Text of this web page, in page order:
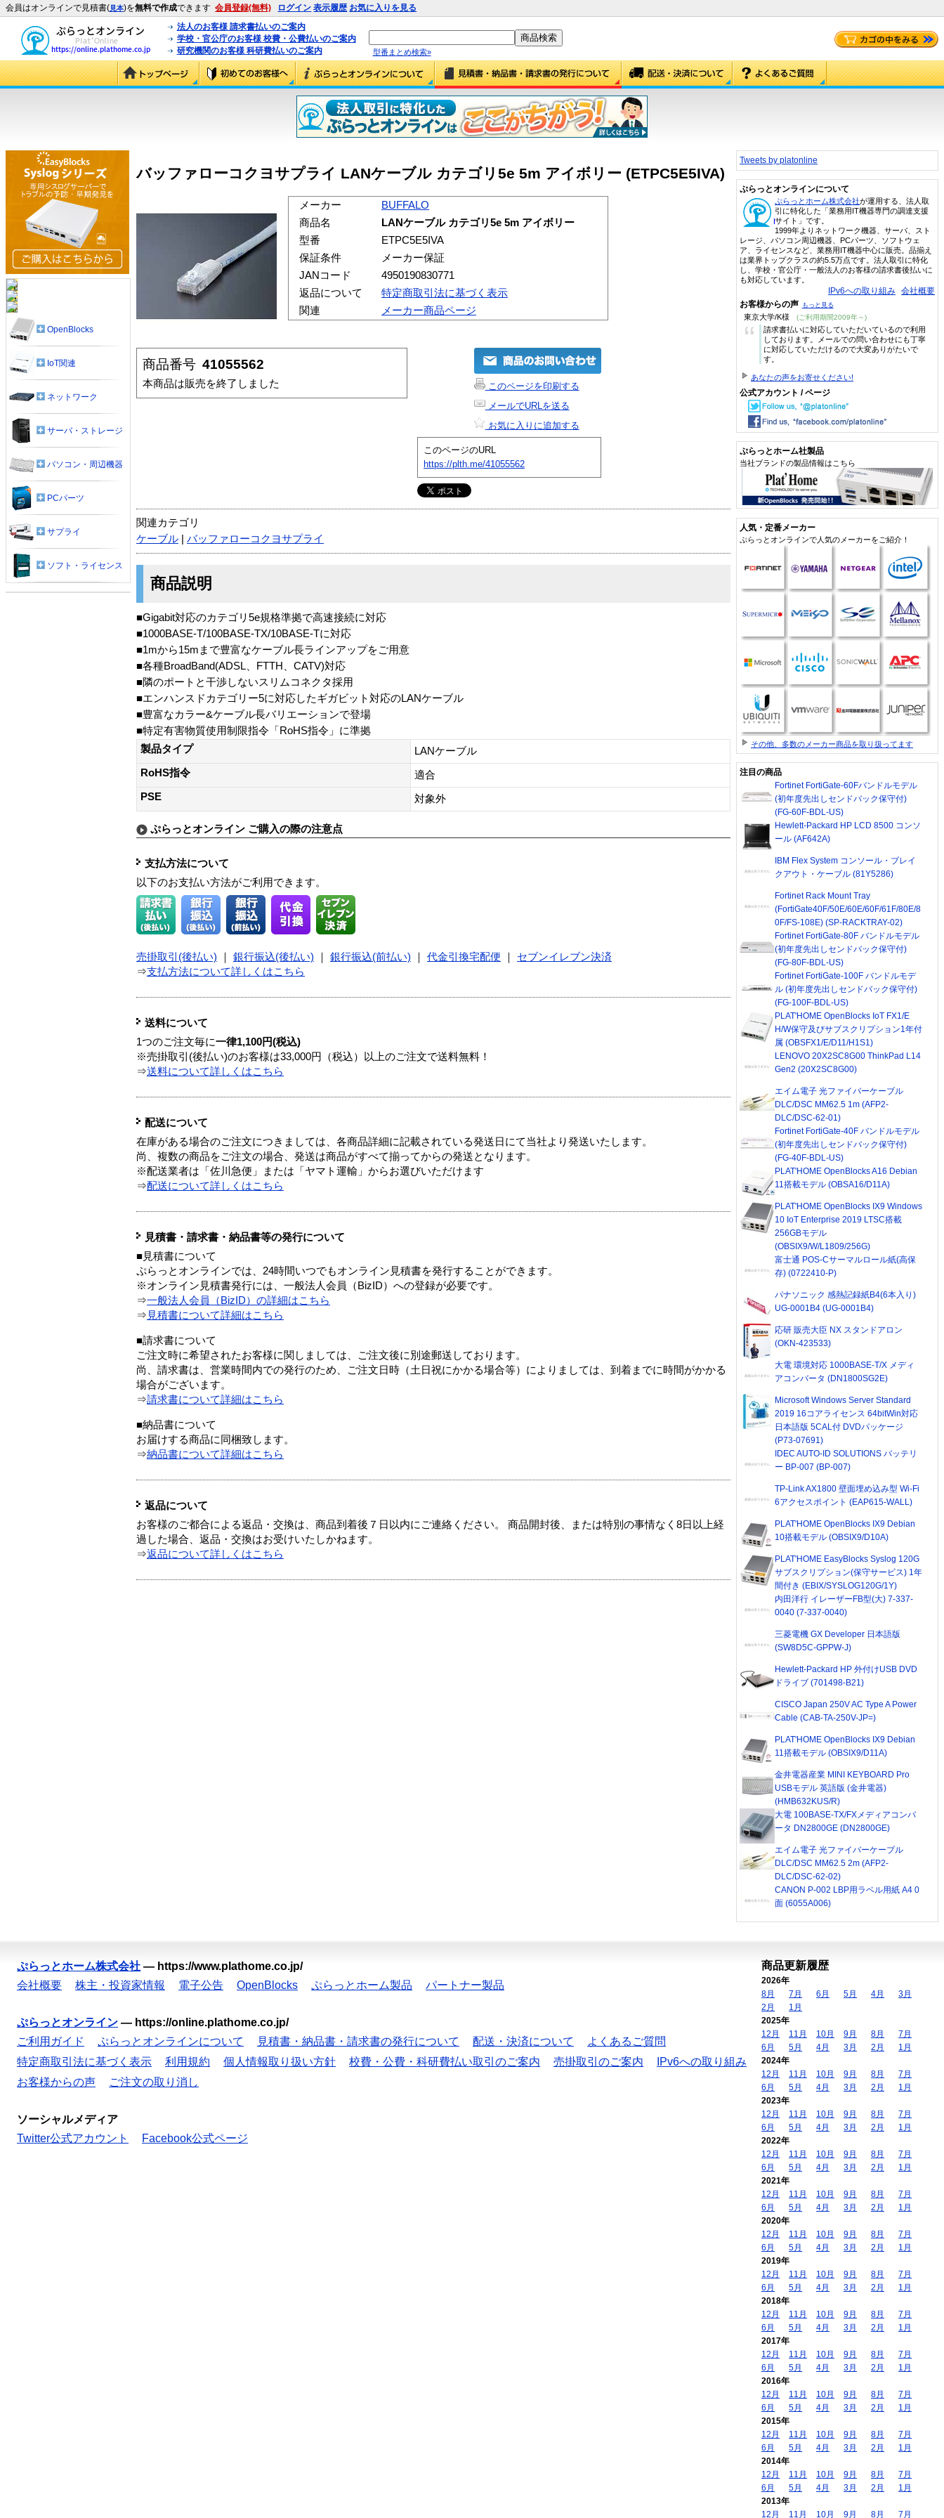
会員はオンラインで見積書(見本)を無料で作成できます 会員登録(無料) ログイン 表示履歴 お気に入りを見る
法人のお客様 請求書払いのご案内
学校・官公庁のお客様 校費・公費払いのご案内
研究機関のお客様 科研費払いのご案内
型番まとめ検索»
バッファローコクヨサプライ LANケーブル カテゴリ5e 5m アイボリー (ETPC5E5IVA)
メーカー
BUFFALO
商品名
LANケーブル カテゴリ5e 5m アイボリー
型番
ETPC5E5IVA
保証条件
メーカー保証
JANコード
4950190830771
返品について
特定商取引法に基づく表示
関連
メーカー商品ページ
商品番号 41055562
本商品は販売を終了しました
このページを印刷する
メールでURLを送る
お気に入りに追加する
このページのURL
https://plth.me/41055562
関連カテゴリ
ケーブル
バッファローコクヨサプライ
商品説明
■Gigabit対応のカテゴリ5e規格準拠で高速接続に対応
■1000BASE-T/100BASE-TX/10BASE-Tに対応
■1mから15mまで豊富なケーブル長ラインアップをご用意
■各種BroadBand(ADSL、FTTH、CATV)対応
■隣のポートと干渉しないスリムコネクタ採用
■エンハンスドカテゴリー5に対応したギガビット対応のLANケーブル
■豊富なカラー&ケーブル長バリエーションで登場
■特定有害物質使用制限指令「RoHS指令」に準拠
製品タイプ
LANケーブル
RoHS指令
適合
PSE
対象外
ぷらっとオンライン ご購入の際の注意点
支払方法について
以下のお支払い方法がご利用できます。
売掛取引(後払い) 銀行振込(後払い) 銀行振込(前払い) 代金引換宅配便
セブンイレブン決済
⇒支払方法について詳しくはこちら
送料について
1つのご注文毎に一律1,100円(税込)
※売掛取引(後払い)のお客様は33,000円（税込）以上のご注文で送料無料！
⇒送料について詳しくはこちら
配送について
在庫がある場合のご注文につきましては、各商品詳細に記載されている発送日にて当社より発送いたします。
尚、複数の商品をご注文の場合、発送は商品がすべて揃ってからの発送となります。
※配送業者は「佐川急便」または「ヤマト運輸」からお選びいただけます
⇒配送について詳しくはこちら
見積書・請求書・納品書等の発行について
■見積書について
ぷらっとオンラインでは、24時間いつでもオンライン見積書を発行することができます。
※オンライン見積書発行には、一般法人会員（BizID）への登録が必要です。
⇒一般法人会員（BizID）の詳細はこちら
⇒ 見積書について詳細はこちら
■請求書について
ご注文時に希望されたお客様に関しましては、ご注文後に別途郵送しております。
尚、請求書は、営業時間内での発行のため、ご注文日時（土日祝にかかる場合等）によりましては、到着までに時間がかかる
場合がございます。
⇒請求書について詳細はこちら
■納品書について
お届けする商品に同梱致します。
⇒納品書について詳細はこちら
返品について
お客様のご都合による返品・交換は、商品到着後７日以内にご連絡ください。 商品開封後、または特別の事情なく8日以上経
過した場合、返品・交換はお受けいたしかねます。
⇒返品について詳しくはこちら
OpenBlocks
IoT関連
ネットワーク
サーバ・ストレージ
パソコン・周辺機器
PCパーツ
サプライ
ソフト・ライセンス
Tweets by platonline
ぷらっとオンラインについて
ぷらっとホーム株式会社が運用する、法人取
引に特化した「業務用IT機器専門の調達支援
サイト」です。
1999年よりネットワーク機器、サーバ、スト
レージ、パソコン周辺機器、PCパーツ、ソフトウェ
ア、ライセンスなど、業務用IT機器中心に販売。品揃え
は業界トップクラスの約5.5万点です。法人取引に特化
し、学校・官公庁・一般法人のお客様の請求書後払いに
も対応しています。
IPv6への取り組み 会社概要
お客様からの声 もっと見る
東京大学/K様 (ご利用期間2009年～)
“
請求書払いに対応していただいているので利用
しております。メールでの問い合わせにも丁寧
に対応していただけるので大変ありがたいで
す。
あなたの声をお寄せください!
公式アカウント / ページ
ぷらっとホーム社製品
当社ブランドの製品情報はこちら
人気・定番メーカー
ぷらっとオンラインで人気のメーカーをご紹介！
その他、多数のメーカー商品を取り扱ってます
注目の商品
Fortinet FortiGate-60Fバンドルモデル
(初年度先出しセンドバック保守付)
(FG-60F-BDL-US)
Hewlett-Packard HP LCD 8500 コンソ
ール (AF642A)
IBM Flex System コンソール・ブレイ
クアウト・ケーブル (81Y5286)
Fortinet Rack Mount Tray
(FortiGate40F/50E/60E/60F/61F/80E/8
0F/FS-108E) (SP-RACKTRAY-02)
Fortinet FortiGate-80F バンドルモデル
(初年度先出しセンドバック保守付)
(FG-80F-BDL-US)
Fortinet FortiGate-100F バンドルモデ
ル (初年度先出しセンドバック保守付)
(FG-100F-BDL-US)
PLAT'HOME OpenBlocks IoT FX1/E
H/W保守及びサブスクリプション1年付
属 (OBSFX1/E/D11/H1S1)
LENOVO 20X2SC8G00 ThinkPad L14
Gen2 (20X2SC8G00)
エイム電子 光ファイバーケーブル
DLC/DSC MM62.5 1m (AFP2-
DLC/DSC-62-01)
Fortinet FortiGate-40F バンドルモデル
(初年度先出しセンドバック保守付)
(FG-40F-BDL-US)
PLAT'HOME OpenBlocks A16 Debian
11搭載モデル (OBSA16/D11A)
PLAT'HOME OpenBlocks IX9 Windows
10 IoT Enterprise 2019 LTSC搭載
256GBモデル
(OBSIX9/W/L1809/256G)
富士通 POS-Cサーマルロール紙(高保
存) (0722410-P)
パナソニック 感熱記録紙B4(6本入り)
UG-0001B4 (UG-0001B4)
応研 販売大臣 NX スタンドアロン
(OKN-423533)
大電 環境対応 1000BASE-T/X メディ
アコンバータ (DN1800SG2E)
Microsoft Windows Server Standard
2019 16コアライセンス 64bitWin対応
日本語版 5CAL付 DVDパッケージ
(P73-07691)
IDEC AUTO-ID SOLUTIONS バッテリ
ー BP-007 (BP-007)
TP-Link AX1800 壁面埋め込み型 Wi-Fi
6アクセスポイント (EAP615-WALL)
PLAT'HOME OpenBlocks IX9 Debian
10搭載モデル (OBSIX9/D10A)
PLAT'HOME EasyBlocks Syslog 120G
サブスクリプション(保守サービス) 1年
間付き (EBIX/SYSLOG120G/1Y)
内田洋行 イレーザーFB型(大) 7-337-
0040 (7-337-0040)
三菱電機 GX Developer 日本語版
(SW8D5C-GPPW-J)
Hewlett-Packard HP 外付けUSB DVD
ドライブ (701498-B21)
CISCO Japan 250V AC Type A Power
Cable (CAB-TA-250V-JP=)
PLAT'HOME OpenBlocks IX9 Debian
11搭載モデル (OBSIX9/D11A)
金井電器産業 MINI KEYBOARD Pro
USBモデル 英語版 (金井電器)
(HMB632KUS/R)
大電 100BASE-TX/FXメディアコンバ
ータ DN2800GE (DN2800GE)
エイム電子 光ファイバーケーブル
DLC/DSC MM62.5 2m (AFP2-
DLC/DSC-62-02)
CANON P-002 LBP用ラベル用紙 A4 0
面 (6055A006)
ぷらっとホーム株式会社 — https://www.plathome.co.jp/
会社概要
株主・投資家情報 電子公告 OpenBlocks ぷらっとホーム製品 パートナー製品
ぷらっとオンライン — https://online.plathome.co.jp/
ご利用ガイド
ぷらっとオンラインについて 見積書・納品書・請求書の発行について 配送・決済について
よくあるご質問
特定商取引法に基づく表示
利用規約 個人情報取り扱い方針 校費・公費・科研費払い取引のご案内 売掛取引のご案内
IPv6への取り組み
お客様からの声
ご注文の取り消し
ソーシャルメディア
Twitter公式アカウント
Facebook公式ページ
商品更新履歴
2026年
8月
7月 6月 5月 4月
3月
2月
1月
2025年
12月
11月 10月 9月 8月
7月
6月
5月 4月 3月 2月
1月
2024年
12月
11月 10月 9月 8月
7月
6月
5月 4月 3月 2月
1月
2023年
12月
11月 10月 9月 8月
7月
6月
5月 4月 3月 2月
1月
2022年
12月
11月 10月 9月 8月
7月
6月
5月 4月 3月 2月
1月
2021年
12月
11月 10月 9月 8月
7月
6月
5月 4月 3月 2月
1月
2020年
12月
11月 10月 9月 8月
7月
6月
5月 4月 3月 2月
1月
2019年
12月
11月 10月 9月 8月
7月
6月
5月 4月 3月 2月
1月
2018年
12月
11月 10月 9月 8月
7月
6月
5月 4月 3月 2月
1月
2017年
12月
11月 10月 9月 8月
7月
6月
5月 4月 3月 2月
1月
2016年
12月
11月 10月 9月 8月
7月
6月
5月 4月 3月 2月
1月
2015年
12月
11月 10月 9月 8月
7月
6月
5月 4月 3月 2月
1月
2014年
12月
11月 10月 9月 8月
7月
6月
5月 4月 3月 2月
1月
2013年
12月
11月 10月 9月 8月 7月